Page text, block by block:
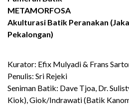
METAMORFOSA
Akulturasi Batik Peranakan
Pekalongan)
Kurator: Efix Mulyadi & Frans
Penulis: Sri Rejeki
Seniman Batik: Dave Tjoa, Dr.
Kiok), Giok/Indrawati (Batik